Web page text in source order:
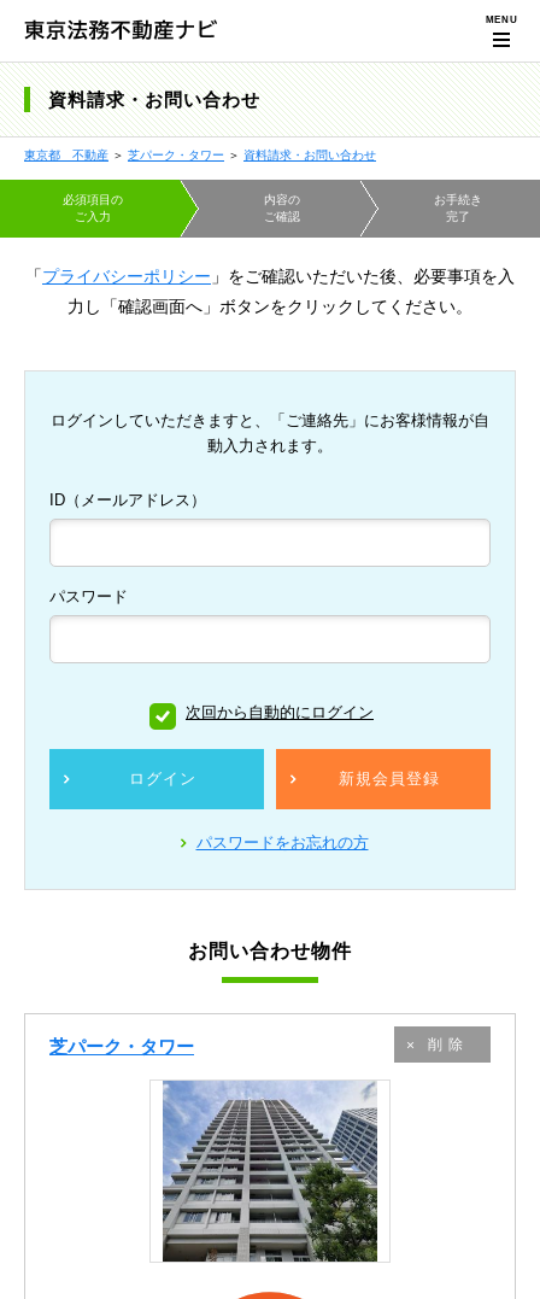
資料請求・お問い合わせ
東京都 不動産 ＞ 芝パーク・タワー ＞ 資料請求・お問い合わせ
必須項目の
ご入力
内容の
ご確認
お手続き
完了
「プライバシーポリシー 」をご確認いただいた後、必要事項を入
力し「確認画面へ」ボタンをクリックしてください。
ログインしていただきますと、「ご連絡先」にお客様情報が自
動入力されます。
ID（メールアドレス）
パスワード
次回から自動的にログイン
ログイン 新規会員登録
パスワードをお忘れの方
お問い合わせ物件
芝パーク・タワー 削除